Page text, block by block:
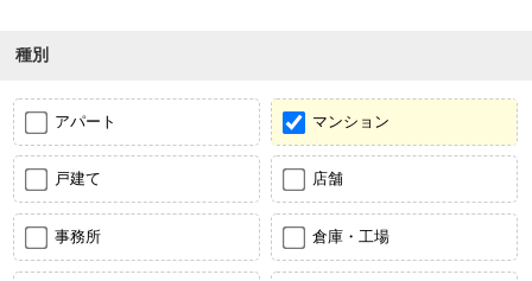
種別
アパート マンション
戸建て 店舗
事務所 倉庫・工場